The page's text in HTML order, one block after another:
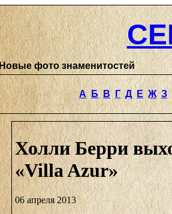
Новые фото знаменитостей
А Б В Г Д Е Ж З
Холли Берри
«Villa Azur»
06 апреля 2013